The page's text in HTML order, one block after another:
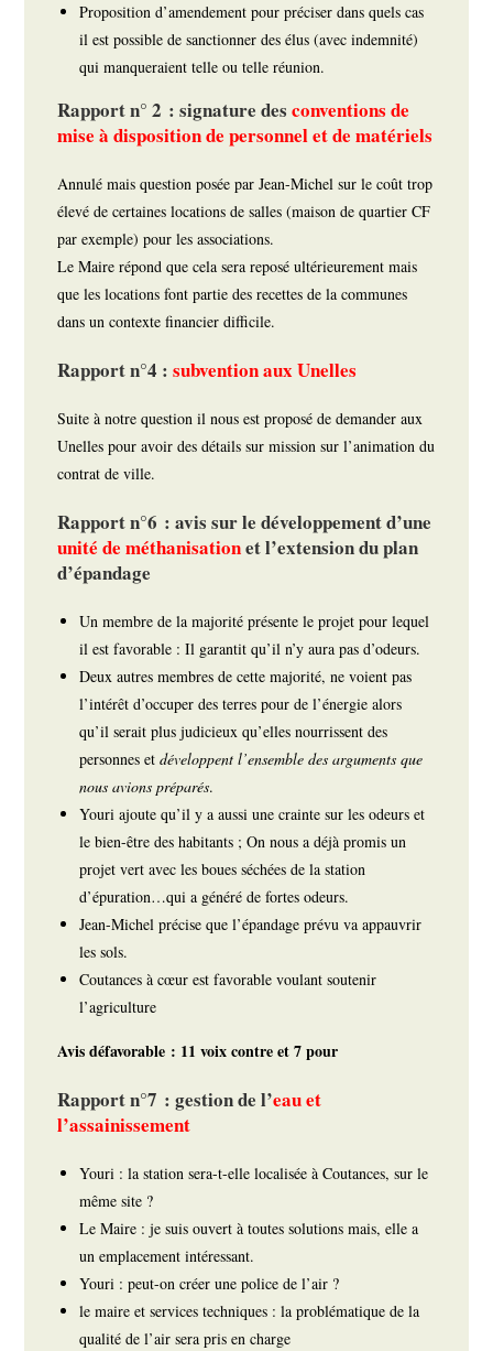
Proposition d’amendement pour préciser dans quels cas
il est possible de sanctionner des élus (avec indemnité)
qui manqueraient telle ou telle réunion.
Rapport n° 2 : signature desconventions de
mise à disposition de personnel et de matériels
Annulé mais question posée par Jean-Michel sur le coût trop
élevé de certaines locations de salles (maison de quartier CF
par exemple) pour les associations.
Le Maire répond que cela sera reposé ultérieurement mais
que les locations font partie des recettes de la communes
dans un contexte financier difficile.
Rapport n°4 :subvention aux Unelles
Suite à notre question il nous est proposé de demander aux
Unelles pour avoir des détails sur mission sur l’animation du
contrat de ville.
Rapport n°6 : avis sur le développement d’une
unité de méthanisationet l’extension du plan
d’épandage
Un membre de la majorité présente le projet pour lequel
il est favorable : Il garantit qu’il n’y aura pas d’odeurs.
Deux autres membres de cette majorité, ne voient pas
l’intérêt d’occuper des terres pour de l’énergie alors
qu’il serait plus judicieux qu’elles nourrissent des
personnes etdéveloppent l’ensemble des arguments que
nous avions préparés.
Youri ajoute qu’il y a aussi une crainte sur les odeurs et
le bien-être des habitants ; On nous a déjà promis un
projet vert avec les boues séchées de la station
d’épuration…qui a généré de fortes odeurs.
Jean-Michel précise que l’épandage prévu va appauvrir
les sols.
Coutances à cœur est favorable voulant soutenir
l’agriculture
Avis défavorable : 11 voix contre et 7 pour
Rapport n°7 : gestion de l’eau et
l’assainissement
Youri : la station sera-t-elle localisée à Coutances, sur le
même site ?
Le Maire : je suis ouvert à toutes solutions mais, elle a
un emplacement intéressant.
Youri : peut-on créer une police de l’air ?
le maire et services techniques : la problématique de la
qualité de l’air sera pris en charge